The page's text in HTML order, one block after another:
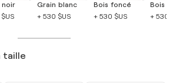
noir
Grain blanc
+ 530 $US
Bois foncé
+ 530 $US
Bois
+ 530
taille